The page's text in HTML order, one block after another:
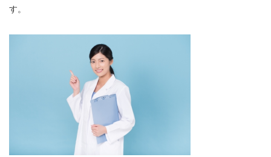
す。